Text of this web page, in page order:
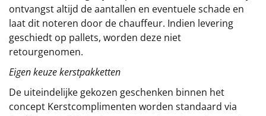
ontvangst altijd de aantallen en eventuele schade en
laat dit noteren door de chauffeur. Indien levering
geschiedt op pallets, worden deze niet
retourgenomen.
Eigen keuze kerstpakketten
De uiteindelijke gekozen geschenken binnen het
concept Kerstcomplimenten worden standaard via